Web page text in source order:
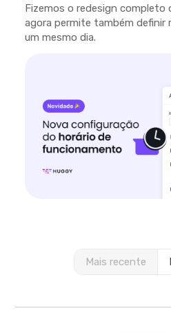
Fizemos o redesign completo
agora permite também definir
um mesmo dia.
Mais recente